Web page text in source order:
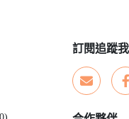
訂閱追蹤